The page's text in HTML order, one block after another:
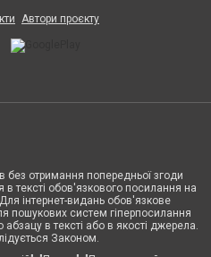
Автори проєкту
без отримання попередньої згоди
тексті обов'язкового посилання на
інтернет-видань обов'язкове
пошукових систем гіперпосилання
абзацу в тексті або в якості джерела.
Законом.